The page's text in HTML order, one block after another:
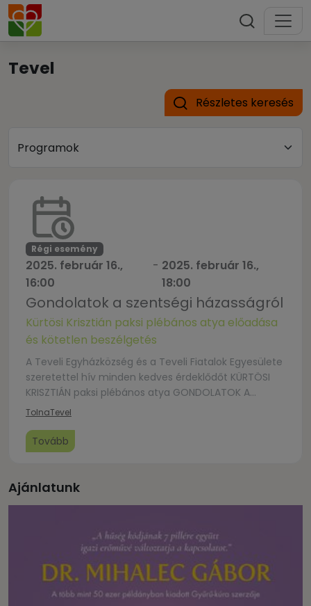
Tevel
Részletes keresés
Régi esemény
2025. február 16.,
16:00
- 2025. február 16.,
18:00
Gondolatok a szentségi házasságról
Kürtösi Krisztián paksi plébános atya előadása
és kötetlen beszélgetés
A Teveli Egyházközség és a Teveli Fiatalok Egyesülete
szeretettel hív minden kedves érdeklődőt KÜRTÖSI
KRISZTIÁN paksi plébános atya GONDOLATOK A
SZENTSÉGI HÁZASSÁGRÓL című előadására és az azt
Kircz István Községi Könyvtár Tevel Ideje. 2025.
február 16., vasárnap, 16:00 A belépés díjtalan!
TolnaTevel
Tovább
Ajánlatunk